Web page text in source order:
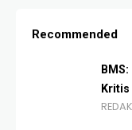
Recommended
Kritis